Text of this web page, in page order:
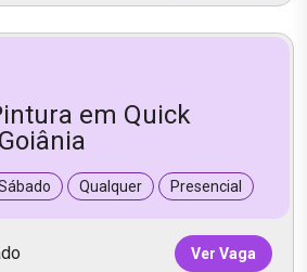
em Quick
Qualquer Presencial
Ver Vaga